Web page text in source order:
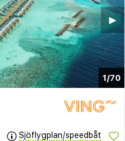
1/70
▶︎
Sjöflygplan/speedbåt